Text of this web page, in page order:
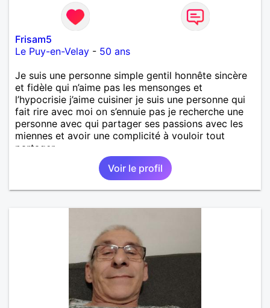
Frisam5
Le Puy-en-Velay - 50 ans
Je suis une personne simple gentil honnête sincère
et fidèle qui n’aime pas les mensonges et
l’hypocrisie j’aime cuisiner je suis une personne qui
fait rire avec moi on s’ennuie pas je recherche une
personne avec qui partager ses passions avec les
miennes et avoir une complicité à vouloir tout
partager
Voir le profil